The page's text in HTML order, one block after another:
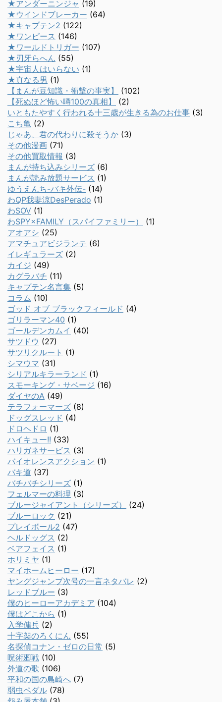
★アンダーニンジャ (19)
★ウインドブレーカー (64)
★キャプテン2 (122)
★ワンピース (146)
★ワールドトリガー (107)
★刃牙らへん (55)
★宇宙人はいらない (1)
★真なる男 (1)
【まんが豆知識・衝撃の事実】
(102)
【死ぬほど怖い噂100の真相】
(2)
いともたやすく行われる十三歳が生きる為のお仕事 (3)
こち亀 (2)
じゃあ、君の代わりに殺そうか (3)
その他漫画 (71)
その他買取情報 (3)
まんが持ち込みシリーズ (6)
まんが読み放題サービス (1)
ゆうえんち-バキ外伝- (14)
わQP我妻涼DesPerado (1)
わSOV (1)
わSPY×FAMILY（スパイファミリー）
(1)
アオアシ (25)
アマチュアビジランテ (6)
イレギュラーズ (2)
カイジ (49)
カグラバチ (11)
キャプテン名言集 (5)
コラム (10)
ゴッド オブ ブラックフィールド (4)
ゴリラーマン40 (1)
ゴールデンカムイ (40)
サツドウ (27)
サツリクルート (1)
シマウマ (31)
シリアルキラーランド (1)
スモーキング・サベージ (16)
ダイヤのA (49)
テラフォーマーズ (8)
ドッグスレッド (4)
ドロヘドロ (1)
ハイキュー!! (33)
ハリガネサービス (3)
バイオレンスアクション (1)
バキ道 (37)
バチバチシリーズ (1)
フェルマーの料理 (3)
ブルージャイアント（シリーズ）
(24)
ブルーロック (21)
プレイボール2 (47)
ヘルドッグス (2)
ベアフェイス (1)
ホリミヤ (1)
マイホームヒーロー (17)
ヤングジャンプ次号の一言ネタバレ (2)
レッドブルー (3)
僕のヒーローアカデミア (104)
僕はどこから (1)
入学傭兵 (2)
十字架のろくにん (55)
名探偵コナン・ゼロの日常 (5)
呪術廻戦 (10)
外道の歌 (106)
平和の国の島崎へ (7)
弱虫ペダル (78)